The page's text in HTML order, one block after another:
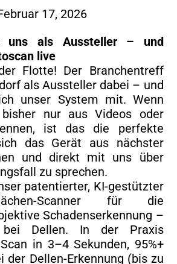
17, 2026
uns als Aussteller – und
live
Flotte! Der Branchentreff
als Aussteller dabei – und
unser System mit. Wenn
nur aus Videos oder
ist das die perfekte
das Gerät aus nächster
und direkt mit uns über
zu sprechen.
patentierter, KI-gestützter
Scanner für die
Schadenserkennung –
bei Dellen. In der Praxis
in 3–4 Sekunden, 95%+
der Dellen-Erkennung (bis zu